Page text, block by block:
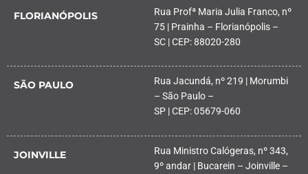
FLORIANÓPOLIS
Rua Profª Maria Julia Franco, nº
75 | Prainha – Florianópolis –
SC | CEP: 88020-280
SÃO PAULO
Rua Jacundá, nº 219 | Morumbi
– São Paulo –
SP | CEP: 05679-060
JOINVILLE
Rua Ministro Calógeras, nº 343,
9º andar | Bucarein – Joinville –